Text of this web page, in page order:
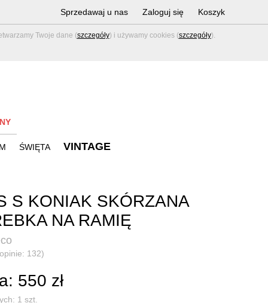
Twoje dane (szczegóły) i używamy cookies (szczegóły).
Sprzedawaj u nas Zaloguj się Koszyk
ŚWIĘTA VINTAGE
S KONIAK SKÓRZANA
NA RAMIĘ
132)
550 zł
1 szt.